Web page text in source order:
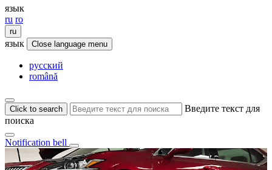
язык
ru ro
ru
язык Close language menu
русский
română
Click to search
Введите текст для
поиска
Notification bell